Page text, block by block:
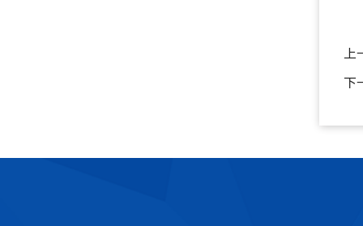
下